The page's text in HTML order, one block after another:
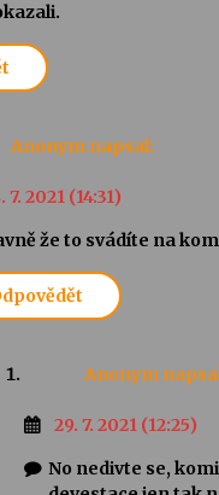
Anonym napsal:
7. 2021 (14:31)
že to svádíte na
Anonym
29. 7. 2021 (12:25)
No nedivte se,